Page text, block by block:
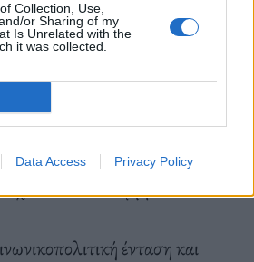
Collection, Use,
or Sharing of my
Is Unrelated with the
it was collected.
Data Access Privacy Policy
Μανχάταν, παγκόσμιο
κέντρο.
φοιτητικές
της Χούντας των
τη μεγάλη
ένταση και